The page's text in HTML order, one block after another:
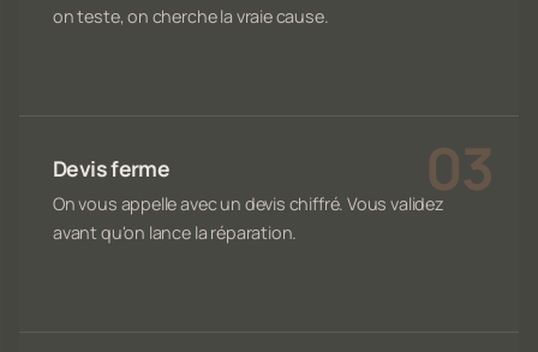
on teste, on cherche la vraie cause.
Devis ferme
On vous appelle avec un devis chiffré. Vous validez
avant qu'on lance la réparation.